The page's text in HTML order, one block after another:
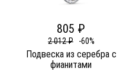
805 ₽
2 012 ₽ -60%
Подвеска из серебра c
фианитами